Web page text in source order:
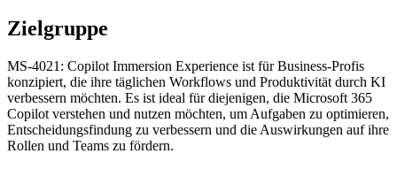
Zielgruppe
MS-4021: Copilot Immersion Experience ist für Business-Profis
konzipiert, die ihre täglichen Workflows und Produktivität durch KI
verbessern möchten. Es ist ideal für diejenigen, die Microsoft 365
Copilot verstehen und nutzen möchten, um Aufgaben zu optimieren,
Entscheidungsfindung zu verbessern und die Auswirkungen auf ihre
Rollen und Teams zu fördern.